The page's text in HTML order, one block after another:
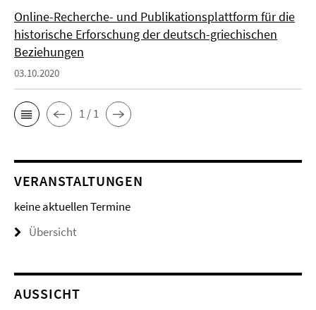
Online-Recherche- und Publikationsplattform für die
historische Erforschung der deutsch-griechischen
Beziehungen
03.10.2020
1 / 1
VERANSTALTUNGEN
keine aktuellen Termine
Übersicht
AUSSICHT